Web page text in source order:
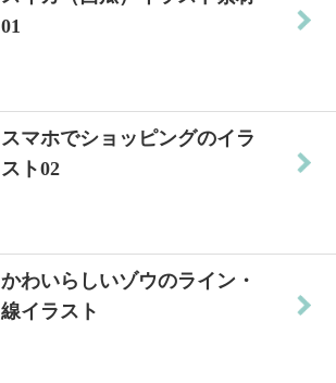
01
スマホでショッピングのイラ
スト02
かわいらしいゾウのライン・
線イラスト